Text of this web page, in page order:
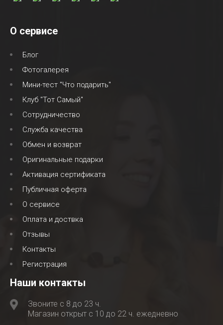
О сервисе
Блог
Фотогалерея
Мини-тест "Что подарить"
Клуб "Тот Самый"
Сотрудничество
Служба качества
Обмен и возврат
Оригинальные подарки
Активация сертификата
Публичная оферта
О сервисе
Оплата и доствка
Отзывы
Контакты
Регистрация
Наши контакты
Звоните с 8 до 23 ч.
Магазин открыт с 10 до 22 ч. ежедневно